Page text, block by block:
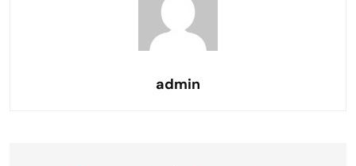
admin